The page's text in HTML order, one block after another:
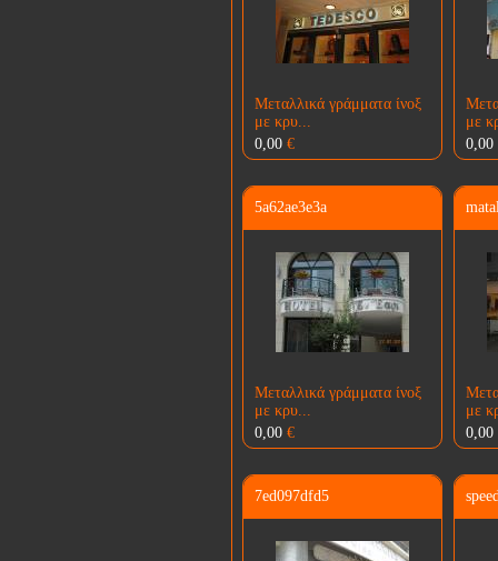
Μεταλλικά γράμματα ίνοξ
με κρυ...
0,00 €
με
0,00
5a62ae3e3a
Μεταλλικά γράμματα ίνοξ
με κρυ...
0,00 €
με
0,00
7ed097dfd5